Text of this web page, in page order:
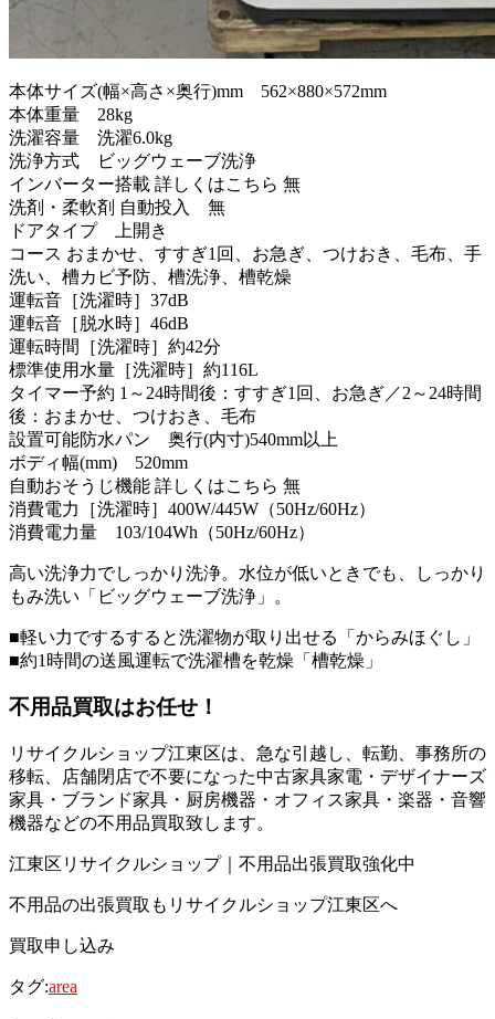
本体サイズ(幅×高さ×奥行)mm 562×880×572mm
本体重量 28kg
洗濯容量 洗濯6.0kg
洗浄方式 ビッグウェーブ洗浄
インバーター搭載 詳しくはこちら 無
洗剤・柔軟剤 自動投入 無
ドアタイプ 上開き
コース おまかせ、すすぎ1回、お急ぎ、つけおき、毛布、手
洗い、槽カビ予防、槽洗浄、槽乾燥
運転音［洗濯時］37dB
運転音［脱水時］46dB
運転時間［洗濯時］約42分
標準使用水量［洗濯時］約116L
タイマー予約 1～24時間後：すすぎ1回、お急ぎ／2～24時間
後：おまかせ、つけおき、毛布
設置可能防水パン 奥行(内寸)540mm以上
ボディ幅(mm) 520mm
自動おそうじ機能 詳しくはこちら 無
消費電力［洗濯時］400W/445W（50Hz/60Hz）
消費電力量 103/104Wh（50Hz/60Hz）
高い洗浄力でしっかり洗浄。水位が低いときでも、しっかり
もみ洗い「ビッグウェーブ洗浄」。
■軽い力でするすると洗濯物が取り出せる「からみほぐし」
■約1時間の送風運転で洗濯槽を乾燥「槽乾燥」
不用品買取はお任せ！
リサイクルショップ江東区は、急な引越し、転勤、事務所の
移転、店舗閉店で不要になった中古家具家電・デザイナーズ
家具・ブランド家具・厨房機器・オフィス家具・楽器・音響
機器などの不用品買取致します。
江東区リサイクルショップ｜不用品出張買取強化中
不用品の出張買取もリサイクルショップ江東区へ
買取申し込み
タグ:area